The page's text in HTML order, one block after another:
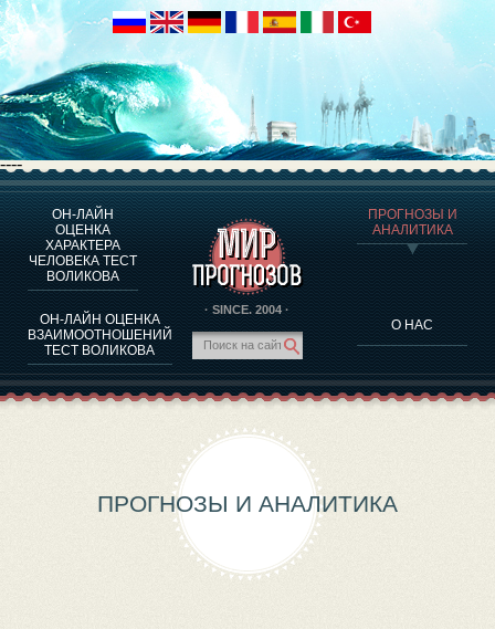
----
ОН-ЛАЙН
ОЦЕНКА
ХАРАКТЕРА
ЧЕЛОВЕКА ТЕСТ
ВОЛИКОВА
ОН-ЛАЙН ОЦЕНКА
ВЗАИМООТНОШЕНИЙ
ТЕСТ ВОЛИКОВА
· SINCE. 2004 ·
ПРОГНОЗЫ И
АНАЛИТИКА
О НАС
О ПРОГРАММЕ
ОЦЕНКА ХАРАКТЕРA ЧЕЛОВЕКА
ОЦЕНКА ХАРАКТЕРА ВЫДАЮЩИХСЯ ЛИЧНОСТЕЙ
О ПРОГРАММЕ
ТЕСТ НА СОВМЕСТИМОСТЬ ВОЛИКОВА
ПРОГНОЗЫ И АНАЛИТИКА
ПРОГНОЗЫ И АНАЛИТИКА